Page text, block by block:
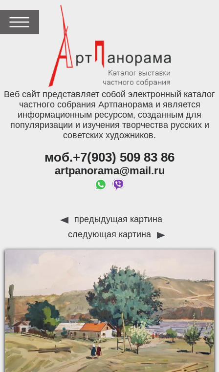
Веб сайт представляет собой электронный каталог
частного собрания Артпанорама и является
информационным ресурсом, созданным для
популяризации и изучения творчества русских и
советских художников.
моб.+7(903) 509 83 86
artpanorama@mail.ru
предыдущая картина
следующая картина